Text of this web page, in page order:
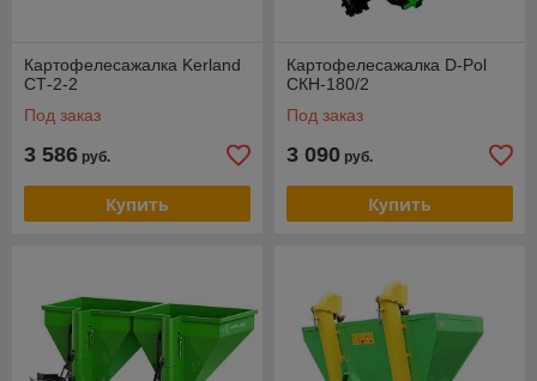
Картофелесажалка Kerland
СТ-2-2
Под заказ
3 586 руб.
Купить
Картофелесажалка D-Pol
СКН-180/2
Под заказ
3 090 руб.
Купить